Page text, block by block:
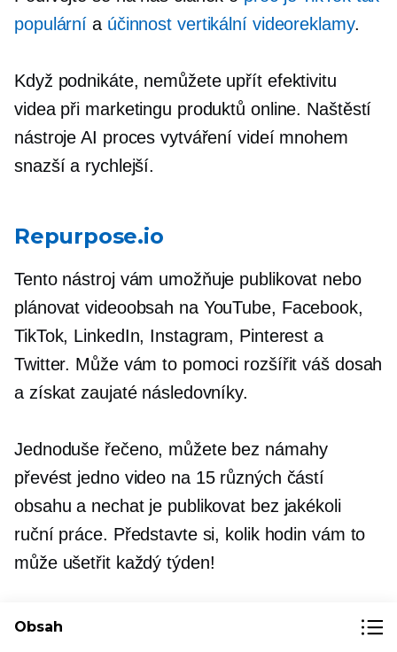
populární a účinnost vertikální videoreklamy.
Když podnikáte, nemůžete upřít efektivitu
videa při marketingu produktů online. Naštěstí
nástroje AI proces vytváření videí mnohem
snazší a rychlejší.
Repurpose.io
Tento nástroj vám umožňuje publikovat nebo
plánovat videoobsah na YouTube, Facebook,
TikTok, LinkedIn, Instagram, Pinterest a
Twitter. Může vám to pomoci rozšířit váš dosah
a získat zaujaté následovníky.
Jednoduše řečeno, můžete bez námahy
převést jedno video na 15 různých částí
obsahu a nechat je publikovat bez jakékoli
ruční práce. Představte si, kolik hodin vám to
může ušetřit každý týden!
Obsah